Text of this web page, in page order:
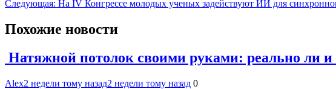
по
записям
Следующая: На IV Конгрессе молодых ученых задействуют ИИ для
Похожие новости
Натяжной потолок своими руками: реально ли и
Alex2 недели тому назад2 недели тому назад 0